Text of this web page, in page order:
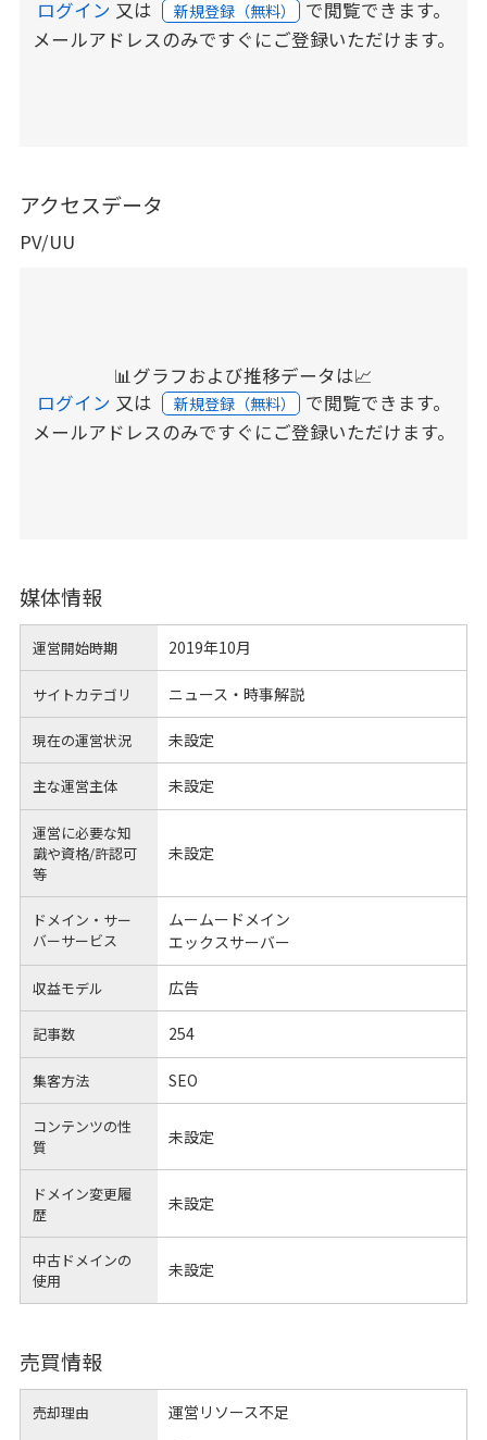
ログイン 又は 新規登録（無料） で閲覧できます。
メールアドレスのみですぐにご登録いただけます。
アクセスデータ
PV/UU
📊グラフおよび推移データは📈
ログイン 又は 新規登録（無料） で閲覧できます。
メールアドレスのみですぐにご登録いただけます。
媒体情報
運営開始時期 2019年10月
サイトカテゴリ ニュース・時事解説
現在の運営状況 未設定
主な運営主体 未設定
運営に必要な知
識や資格/許認可
等
未設定
ドメイン・サー
バーサービス
ムームードメイン
エックスサーバー
収益モデル 広告
記事数 254
集客方法 SEO
コンテンツの性
質
未設定
ドメイン変更履
歴
未設定
中古ドメインの
使用
未設定
売買情報
売却理由 運営リソース不足